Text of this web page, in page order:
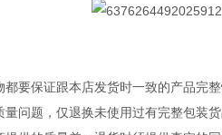
都要保证跟本店发货时一致的产品完
问题，仅退换未使用过有完整包装